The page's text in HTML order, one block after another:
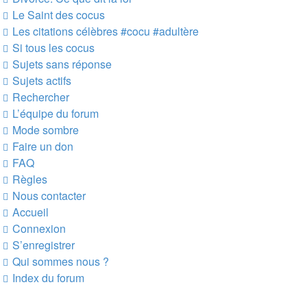
Le Saint des cocus
Les citations célèbres #cocu #adultère
Si tous les cocus
Sujets sans réponse
Sujets actifs
Rechercher
L’équipe du forum
Mode sombre
Faire un don
FAQ
Règles
Nous contacter
Accueil
Connexion
S’enregistrer
Qui sommes nous ?
Index du forum